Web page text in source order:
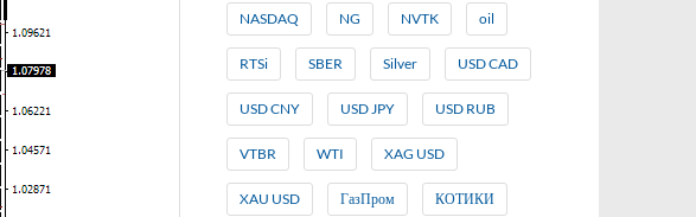
NASDAQ NG NVTK oil
RTSi SBER Silver USD CAD
USD CNY USD JPY USD RUB
VTBR WTI XAG USD
XAU USD ГазПром КОТИКИ